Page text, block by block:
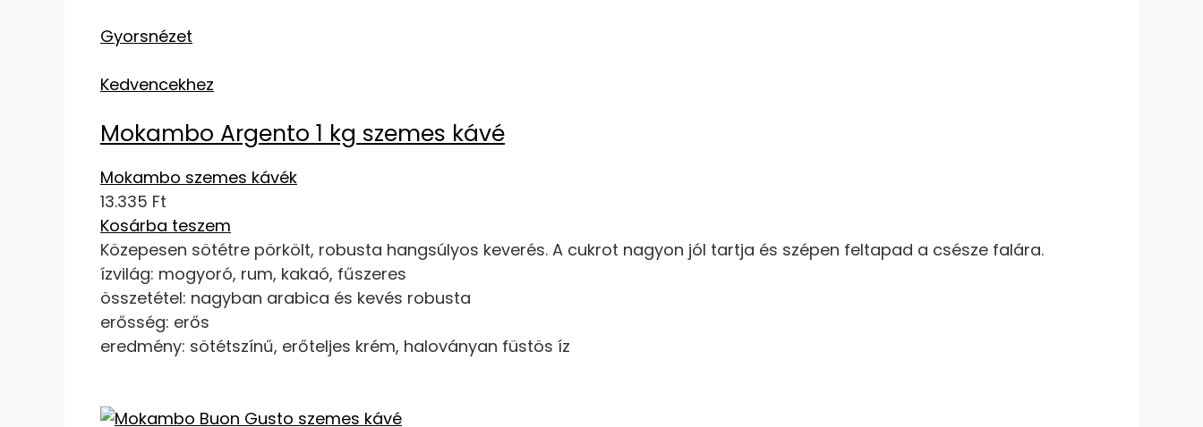
Gyorsnézet
Kedvencekhez
Mokambo Argento 1 kg szemes kávé
Mokambo szemes kávék
13.335 Ft
Kosárba teszem
Közepesen sötétre pörkölt, robusta hangsúlyos keverés. A cukrot nagyon jól tartja és szépen feltapad a csésze falára.
ízvilág: mogyoró, rum, kakaó, fűszeres
összetétel: nagyban arabica és kevés robusta
erősség: erős
eredmény: sötétszínű, erőteljes krém, haloványan füstös íz